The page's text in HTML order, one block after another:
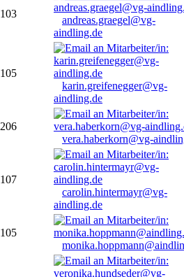
103
andreas.graegel@vg-
aindling.de
105
karin.greifenegger@vg-
aindling.de
206
vera.haberkorn@vg-
107
carolin.hintermayr@vg-
aindling.de
105